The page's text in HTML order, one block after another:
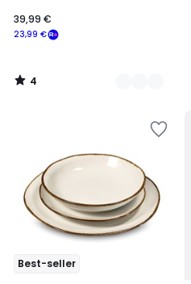
23,99 €
39,99 €
4
/
Best-seller